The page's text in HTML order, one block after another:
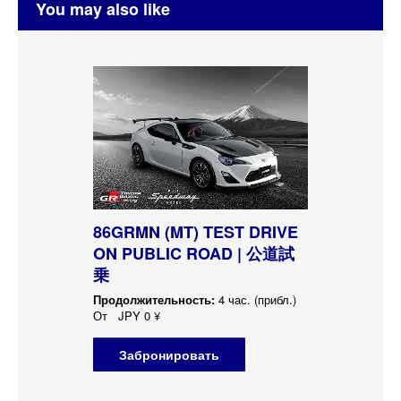
You may also like
86GRMN (MT) TEST DRIVE
ON PUBLIC ROAD | 公道試
乗
Продолжительность: 4 час. (прибл.)
От JPY 0 ¥
Забронировать